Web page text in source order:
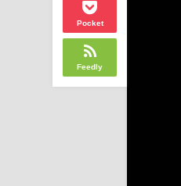
Pocket
Feedly